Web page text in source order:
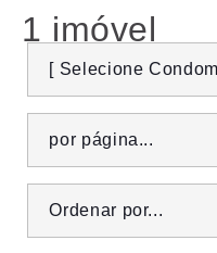
1 imóvel